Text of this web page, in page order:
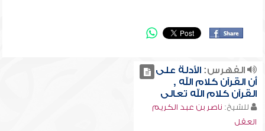
الفهرس:الأدلة على
أن القرآن كلام الله ,
القرآن كلام الله تعالى
للشيخ: ناصر بن عبد الكريم
العقل